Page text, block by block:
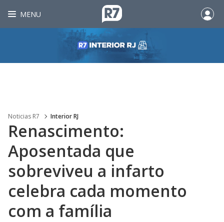
MENU
Noticias R7 Interior RJ
Renascimento:
Aposentada que
sobreviveu a infarto
celebra cada momento
com a família